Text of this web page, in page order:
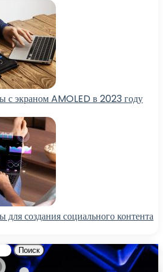
с экраном AMOLED в 2023 году
создания социального контента